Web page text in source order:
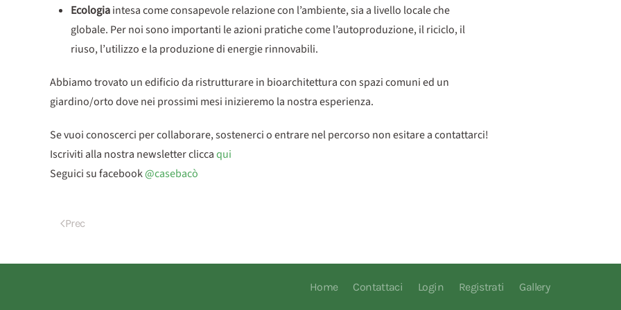
Ecologiaintesa come consapevole relazione con l’ambiente, sia a livello locale che
globale. Per noi sono importanti le azioni pratiche come l’autoproduzione, il riciclo, il
riuso, l’utilizzo e la produzione di energie rinnovabili.
Abbiamo trovato un edificio da ristrutturare in bioarchitettura con spazi comuni ed un
giardino/orto dove nei prossimi mesi inizieremo la nostra esperienza.
Se vuoi conoscerci per collaborare, sostenerci o entrare nel percorso non esitare a contattarci!
Iscriviti alla nostra newsletter cliccaqui
Seguici su facebook@casebacò
Prec
Home Contattaci Login Registrati Gallery